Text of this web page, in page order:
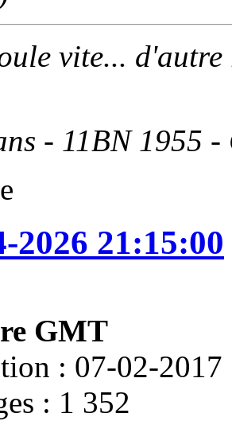
vite...
- 11BN 1955
2026 21:15:00
GMT
: 07-02-2017
: 1 352